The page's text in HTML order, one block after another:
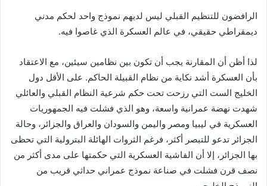
الرافضون للتنظيم القبلي ليس لديهم نموذج واحد لحكم مدني
ديمقراطي حقيقي، في عالم العسكرة الذي غاصوا فيه.
لذا أظن أن المقارنة يجب أن تكون بين نظامين سيئين، مع الاعتقاد
بأن العسكرة أشد نكاية من نظام القبيلة الحاكم. على الأقل دول
الخليج الست التي رزحت تحت حكم شرعية النظام القبلي والعائلي
شهدت نهضة عمرانية واسعة، وهو الذي فشلت فيه الجمهوريات
العسكرية في ليبيا ومصر واليمن والسودان والعراق والجزائر، وحالة
الجزائر تدعو للتبصر أكثر، فرغم الثروات الهائلة البترولية التي تحظى
بها الجزائر، إلا أن الفاشية العسكرية التي حكمتها على مدى أكثر من
نصف قرن فشلت في صناعة نموذج عمراني حداثي قريب من